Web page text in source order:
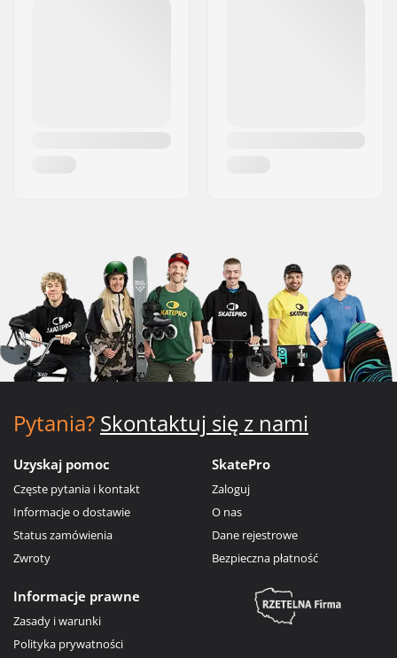
Pytania? Skontaktuj się z nami
Uzyskaj pomoc
Częste pytania i kontakt
Informacje o dostawie
Status zamówienia
Zwroty
SkatePro
Zaloguj
O nas
Dane rejestrowe
Bezpieczna płatność
Informacje prawne
Zasady i warunki
Polityka prywatności